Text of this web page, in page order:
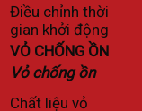
Điều chỉnh thời
gian khởi động
VỎ CHỐNG ỒN
Vỏ chống ồn
Chất liệu vỏ